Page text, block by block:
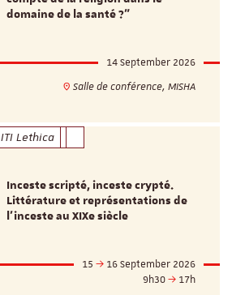
domaine de la santé ?"
14 September 2026
Salle de conférence, MISHA
ITI Lethica
Inceste scripté, inceste crypté.
Littérature et représentations de
l’inceste au XIXe siècle
15
16 September 2026
9h30
17h